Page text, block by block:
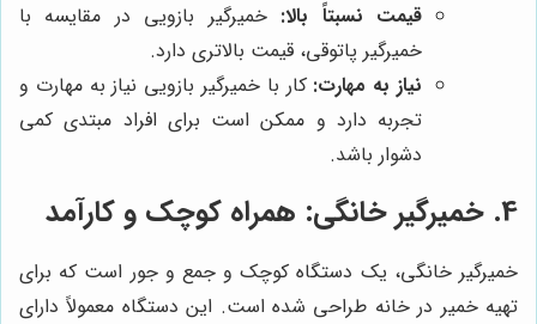
قیمت نسبتاً بالا: خمیرگیر بازویی در مقایسه با
خمیرگیر پاتوقی، قیمت بالاتری دارد.
نیاز به مهارت: کار با خمیرگیر بازویی نیاز به مهارت و
تجربه دارد و ممکن است برای افراد مبتدی کمی
دشوار باشد.
4. خمیرگیر خانگی: همراه کوچک و کارآمد
خمیرگیر خانگی، یک دستگاه کوچک و جمع و جور است که برای
تهیه خمیر در خانه طراحی شده است. این دستگاه معمولاً دارای